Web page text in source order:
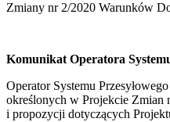
Zmiany nr 2/2020 Warunków
Komunikat Operatora
Operator Systemu
określonych w Projekcie Zmian
i propozycji dotyczących